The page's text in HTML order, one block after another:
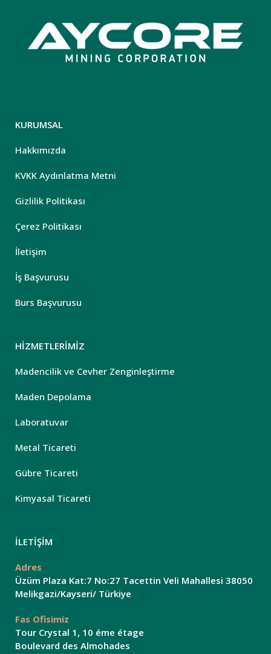
KURUMSAL
Hakkımızda
KVKK Aydınlatma Metni
Gizlilik Politikası
Çerez Politikası
İletişim
İş Başvurusu
Burs Başvurusu
HİZMETLERİMİZ
Madencilik ve Cevher Zenginleştirme
Maden Depolama
Laboratuvar
Metal Ticareti
Gübre Ticareti
Kimyasal Ticareti
İLETİŞİM
Adres
Üzüm Plaza Kat:7 No:27 Tacettin Veli Mahallesi 38050
Melikgazi/Kayseri/ Türkiye
Fas Ofisimiz
Tour Crystal 1, 10 éme étage
Boulevard des Almohades